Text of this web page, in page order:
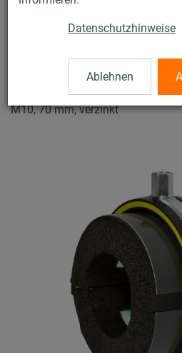
Datenschutzhinweise
Ablehnen
ISO-Schellen
Iso-Schelle DÄMMGULAST®
M10, 70 mm, verzinkt